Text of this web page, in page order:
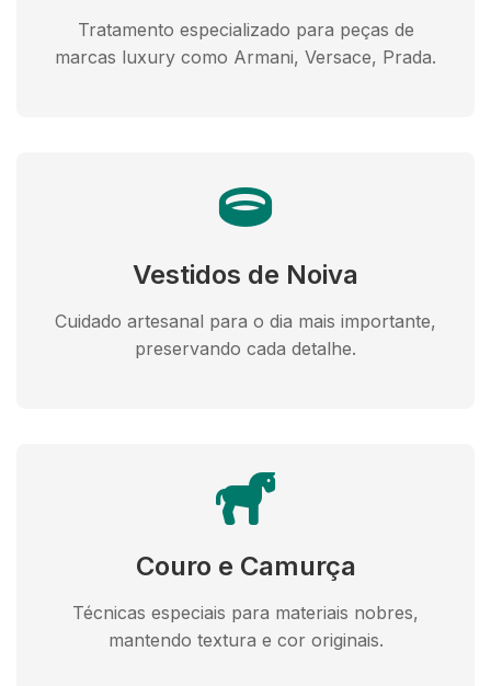
Tratamento especializado para peças de
marcas luxury como Armani, Versace, Prada.
Vestidos de Noiva
Cuidado artesanal para o dia mais importante,
preservando cada detalhe.
Couro e Camurça
Técnicas especiais para materiais nobres,
mantendo textura e cor originais.